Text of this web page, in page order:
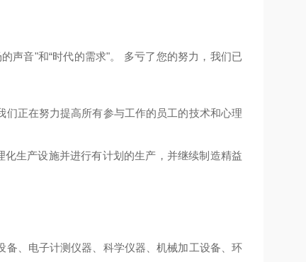
声音"和“时代的需求"。 多亏了您的努力，我们已
正在努力提高所有参与工作的员工的技术和心理
生产设施并进行有计划的生产，并继续制造精益
、电子计测仪器、科学仪器、机械加工设备、环